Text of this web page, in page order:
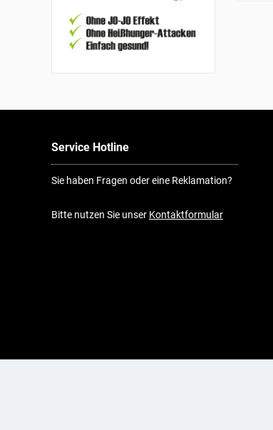
Service Hotline
Sie haben Fragen oder eine Reklamation?
Bitte nutzen Sie unser Kontaktformular